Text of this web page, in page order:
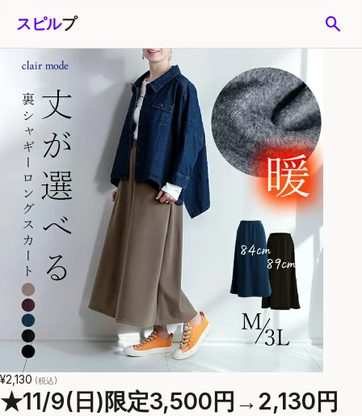
スピルプ search
¥2,130 (税込)
★11/9(日)限定3,500円→2,130円